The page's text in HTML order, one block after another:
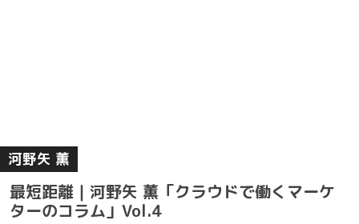
河野矢 薫
最短距離｜河野矢 薫「クラウドで働くマーケ
ターのコラム」Vol.4